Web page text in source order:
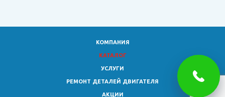
КОМПАНИЯ
КАТАЛОГ
УСЛУГИ
РЕМОНТ ДЕТАЛЕЙ ДВИГАТЕЛЯ
АКЦИИ